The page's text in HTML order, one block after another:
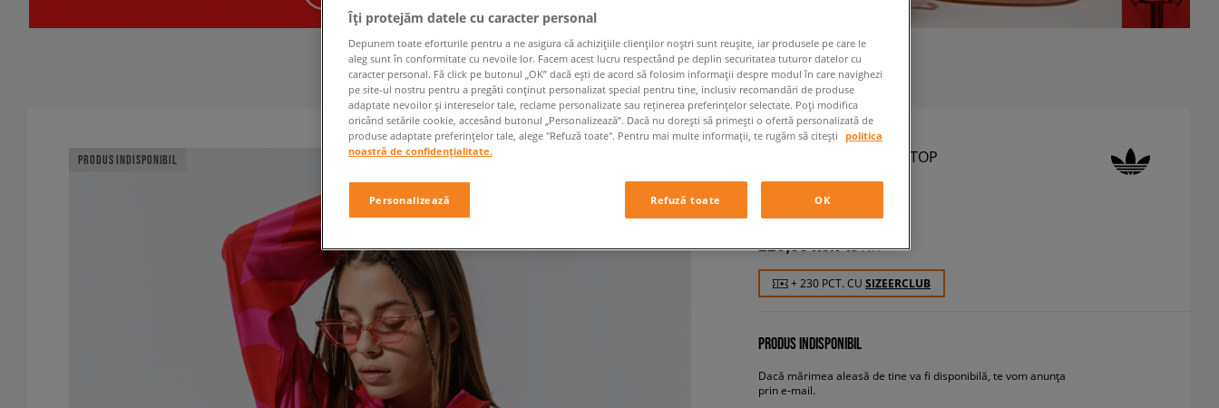
PRODUS INDISPONIBIL ADIDAS BLUZĂ TRACK TOP
femei, bluze
229,99 RON cu TVA
+ 230 PCT. CU SIZEERCLUB
PRODUS INDISPONIBIL
Dacă mărimea aleasă de tine va fi disponibilă, te vom anunța
prin e-mail.
Îți protejăm datele cu caracter personal
Depunem toate eforturile pentru a ne asigura că achizițiile clienților noștri sunt reușite, iar produsele pe care le
aleg sunt în conformitate cu nevoile lor. Facem acest lucru respectând pe deplin securitatea tuturor datelor cu
caracter personal. Fă click pe butonul „OK” dacă ești de acord să folosim informații despre modul în care navighezi
pe site-ul nostru pentru a pregăti conținut personalizat special pentru tine, inclusiv recomandări de produse
adaptate nevoilor și intereselor tale, reclame personalizate sau reținerea preferințelor selectate. Poți modifica
oricând setările cookie, accesând butonul „Personalizează”. Dacă nu dorești să primești o ofertă personalizată de
produse adaptate preferințelor tale, alege "Refuză toate". Pentru mai multe informații, te rugăm să citești politica
noastră de confidențialitate.
Personalizează Refuză toate OK